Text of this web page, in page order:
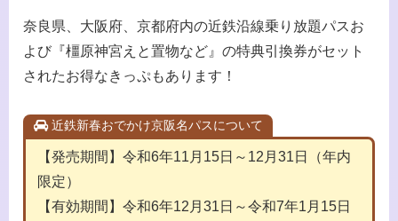
奈良県、大阪府、京都府内の近鉄沿線乗り放題パスお
よび『橿原神宮えと置物など』の特典引換券がセット
されたお得なきっぷもあります！
近鉄新春おでかけ京阪名パスについて
【発売期間】令和6年11月15日～12月31日（年内
限定）
【有効期間】令和6年12月31日～令和7年1月15日